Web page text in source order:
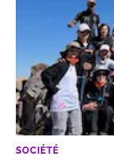
SOCIÉTÉ